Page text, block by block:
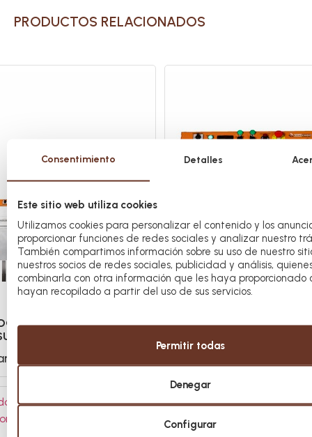
PRODUCTOS RELACIONADOS
MOLDEADORA 1×4
TEMPLADORA
Consentimiento Detalles
Este sitio web utiliza cookies
Utilizamos cookies para personalizar el contenido y los
proporcionar funciones de redes sociales y analizar nuestro
También compartimos información sobre su uso de nuestro
nuestros socios de redes sociales, publicidad y análisis,
combinarla con otra información que les haya proporcionado
hayan recopilado a partir del uso de sus servicios.
Configurar
Denegar
Permitir todas